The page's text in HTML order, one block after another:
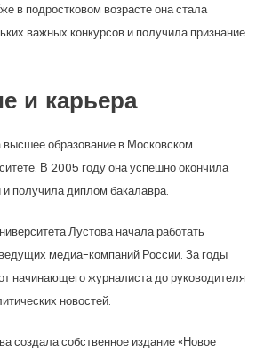
в подростковом возрасте она стала
важных конкурсов и получила признание
и карьера
образование в Московском
В 2005 году она успешно окончила
получила диплом бакалавра.
Лустова начала работать
медиа-компаний России. За годы
начинающего журналиста до руководителя
новостей.
создала собственное издание «Новое